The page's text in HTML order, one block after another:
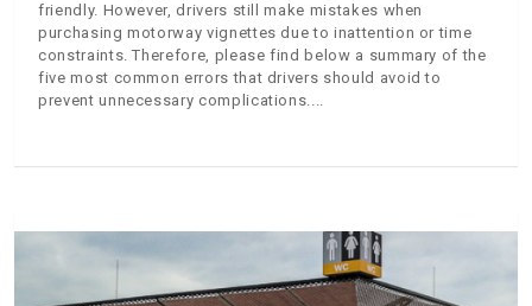
friendly. However, drivers still make mistakes when
purchasing motorway vignettes due to inattention or time
constraints. Therefore, please find below a summary of the
five most common errors that drivers should avoid to
prevent unnecessary complications.